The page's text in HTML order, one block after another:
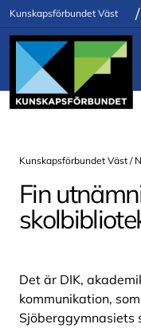
Kunskapsförbundet Väst /
Kunskapsförbundet Väst /
Fin
Det är DIK,
kommunikation,
Sjöberggymnasiets